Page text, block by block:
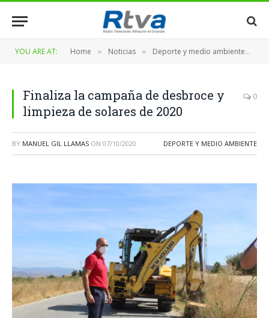
YOU ARE AT: Home » Noticias » Deporte y medio ambiente
Finaliza la campaña de desbroce y
limpieza de solares de 2020
0
BY MANUEL GIL LLAMAS ON 07/10/2020 DEPORTE Y MEDIO AMBIENTE